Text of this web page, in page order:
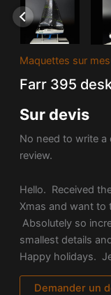
Maquettes sur
Farr 395
Sur devis
No need to write a
review.
Hello. Received
Xmas and want
Absolutely so
smallest details
Happy holidays.
Demander un